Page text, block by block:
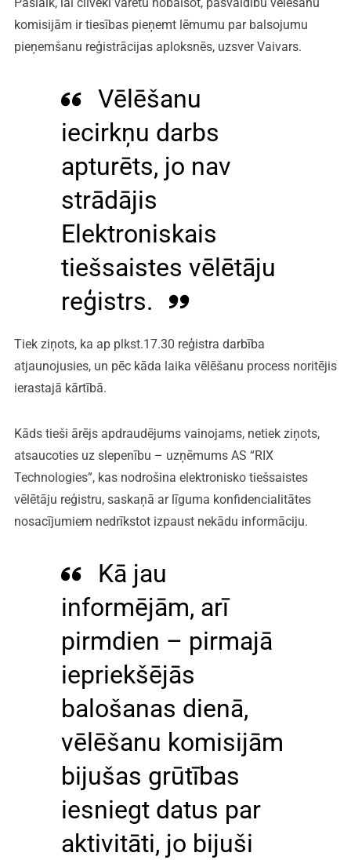
komisijām ir tiesības pieņemt lēmumu par balsojumu
pieņemšanu reģistrācijas aploksnēs, uzsver Vaivars.
Vēlēšanu
iecirkņu darbs
apturēts, jo nav
strādājis
Elektroniskais
tiešsaistes vēlētāju
reģistrs.
Tiek ziņots, ka ap plkst.17.30 reģistra darbība
atjaunojusies, un pēc kāda laika vēlēšanu process noritējis
ierastajā kārtībā.
Kāds tieši ārējs apdraudējums vainojams, netiek ziņots,
atsaucoties uz slepenību – uzņēmums AS “RIX
Technologies”, kas nodrošina elektronisko tiešsaistes
vēlētāju reģistru, saskaņā ar līguma konfidencialitātes
nosacījumiem nedrīkstot izpaust nekādu informāciju.
Kā jau
informējām, arī
pirmdien – pirmajā
iepriekšējās
balošanas dienā,
vēlēšanu komisijām
bijušas grūtības
iesniegt datus par
aktivitāti, jo bijuši